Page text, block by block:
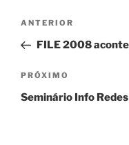
Navegação
Post
Post
anterior
ANTERIOR
FILE 2008
Próximo
post
PRÓXIMO
Seminário Info